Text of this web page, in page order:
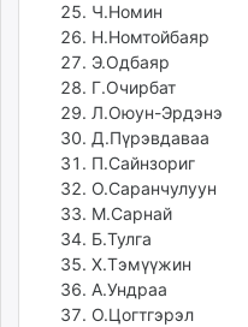
Ч.Номин
Н.Номтойбаяр
Э.Одбаяр
Г.Очирбат
Л.Оюун-Эрдэнэ
Д.Пүрэвдаваа
П.Сайнзориг
О.Саранчулуун
М.Сарнай
Б.Тулга
Х.Тэмүүжин
А.Ундраа
О.Цогтгэрэл